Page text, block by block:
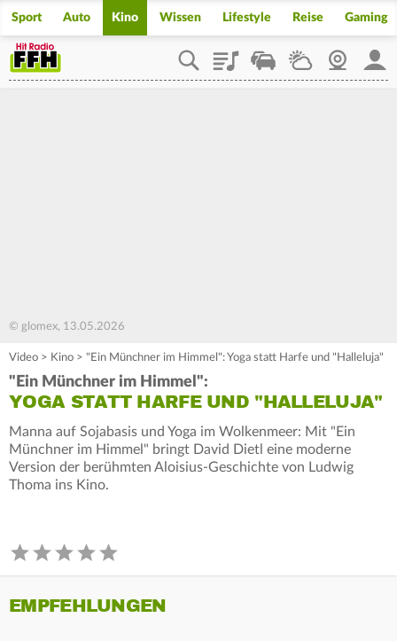
Sport Auto Kino Wissen Lifestyle Reise Gaming
PlaylistStaupilotWetterWebcam
© glomex, 13.05.2026
Video > Kino > "Ein Münchner im Himmel": Yoga statt Harfe und "Halleluja"
"Ein Münchner im Himmel":
YOGA STATT HARFE UND "HALLELUJA"
Manna auf Sojabasis und Yoga im Wolkenmeer: Mit "Ein
Münchner im Himmel" bringt David Dietl eine moderne
Version der berühmten Aloisius-Geschichte von Ludwig
Thoma ins Kino.
EMPFEHLUNGEN